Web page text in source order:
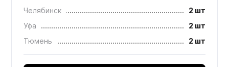
Челябинск
2 шт
Уфа
2 шт
Тюмень
2 шт